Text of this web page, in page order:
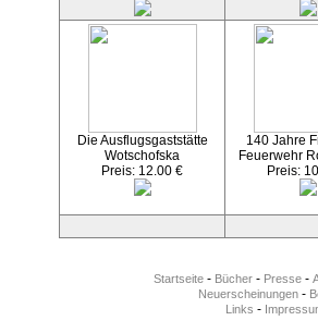
Die Ausflugsgaststätte
Wotschofska
Preis: 12.00 €
140 Jahre
Feuerwehr
Preis:
Startseite - Bücher - Presse -
Neuerscheinungen-
Links -